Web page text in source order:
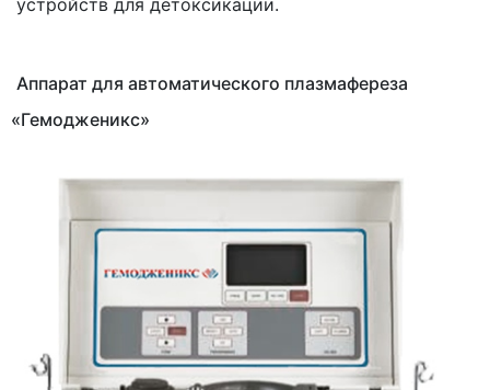
устройств для детоксикации.
Аппарат для автоматического плазмафереза
«Гемодженикс»